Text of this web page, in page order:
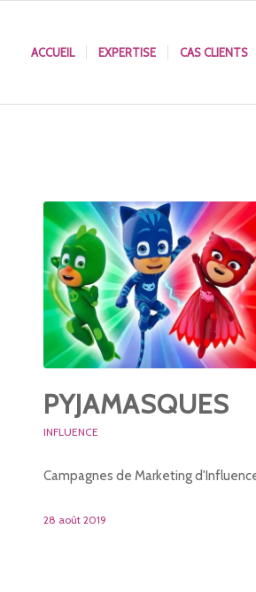
ACCUEIL EXPERTISE CAS CLIENTS
PYJAMASQUES
INFLUENCE
Campagnes de Marketing
28 août 2019